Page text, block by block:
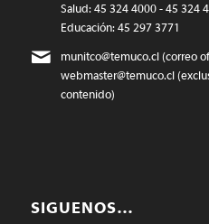
Salud: 45 324 4000 - 45 324
Educación: 45 297 3771
munitco@temuco.cl(correo
webmaster@temuco.cl
contenido)
SIGUENOS…